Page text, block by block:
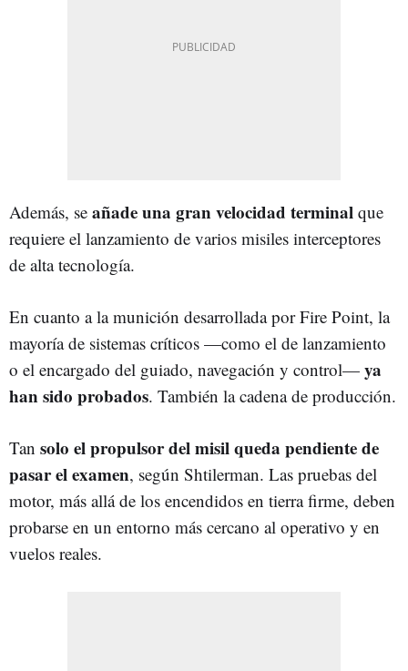
Además, se añade una gran velocidad terminal que
requiere el lanzamiento de varios misiles interceptores
de alta tecnología.
En cuanto a la munición desarrollada por Fire Point, la
mayoría de sistemas críticos —como el de lanzamiento
o el encargado del guiado, navegación y control— ya
han sido probados. También la cadena de producción.
Tan solo el propulsor del misil queda pendiente de
pasar el examen, según Shtilerman. Las pruebas del
motor, más allá de los encendidos en tierra firme, deben
probarse en un entorno más cercano al operativo y en
vuelos reales.